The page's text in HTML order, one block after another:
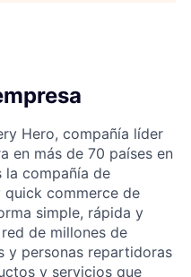
Hero, compañía líder
en más de 70 países en
la compañía de
commerce de
simple, rápida y
de millones de
y personas repartidoras
y servicios que